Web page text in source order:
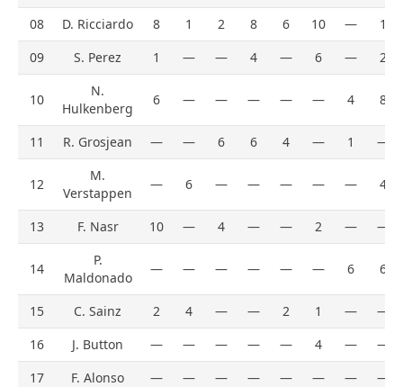
08
D. Ricciardo 8 1 2 8 6 10 —
1
09
S. Perez 1 — — 4 — 6 — 2
10
N.
Hulkenberg
6 — — — — — 4 8
11 R. Grosjean — — 6 6 4 — 1 —
12
M.
Verstappen
— 6 — — — — — 4
13 F. Nasr 10 — 4 — — 2 — —
14
P.
Maldonado
— — — — — — 6 6
15 C. Sainz 2 4 — — 2 1 —
—
16
J. Button — — — — — 4 —
—
17
F. Alonso — — — — — — —
—